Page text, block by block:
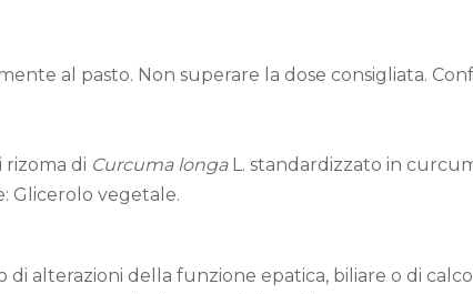
al pasto. Non superare la dose consigliata.
di Curcuma longa L. standardizzato in
Glicerolo vegetale.
alterazioni della funzione epatica, biliare o di